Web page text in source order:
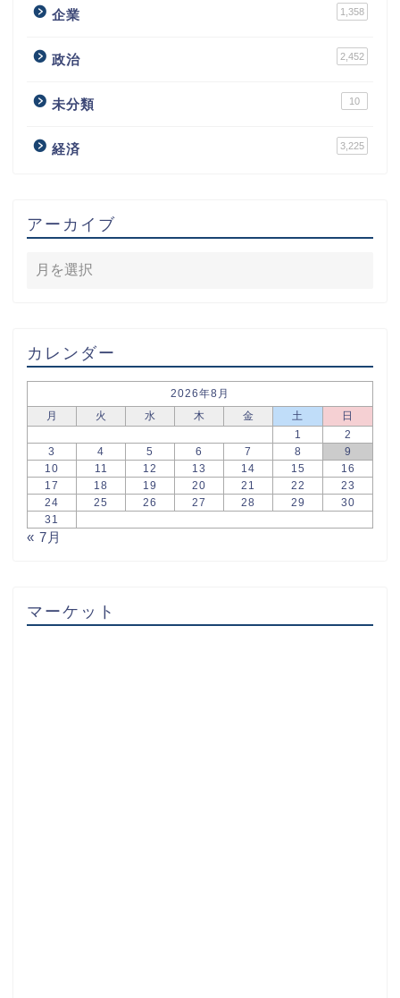
企業 1,358
政治 2,452
未分類 10
経済 3,225
アーカイブ
カレンダー
2026年8月
月
火 水 木 金 土
日
1
2
3
4 5 6 7 8
9
10
11 12 13 14 15
16
17
18 19 20 21 22
23
24
25 26 27 28 29
30
31
« 7月
マーケット